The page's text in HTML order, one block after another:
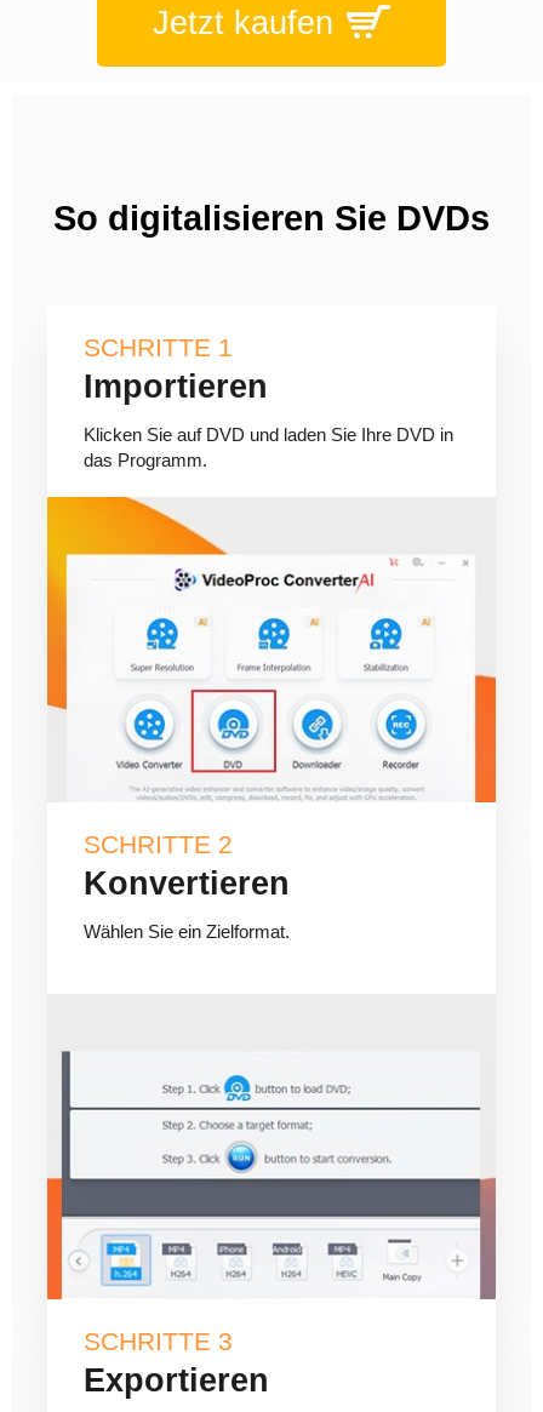
Jetzt kaufen
So digitalisieren Sie DVDs
SCHRITTE 1
Importieren
Klicken Sie auf DVD und laden Sie Ihre DVD in
das Programm.
SCHRITTE 2
Konvertieren
Wählen Sie ein Zielformat.
SCHRITTE 3
Exportieren